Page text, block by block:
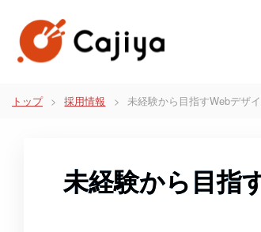
トップ 採用情報 未経験から目指すWebデザ
未経験から目指